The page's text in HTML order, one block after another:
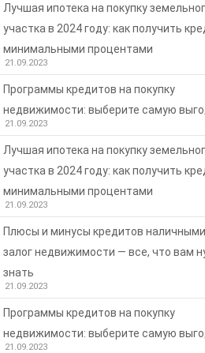
Лучшая ипотека на покупку
участка в 2024 году: как получить
минимальными процентами
21.09.2023
Программы кредитов на покупку
недвижимости: выберите самую
21.09.2023
Лучшая ипотека на покупку
участка в 2024 году: как получить
минимальными процентами
21.09.2023
Плюсы и минусы кредитов
залог недвижимости — все, что вам
знать
21.09.2023
Программы кредитов на покупку
недвижимости: выберите самую
21.09.2023